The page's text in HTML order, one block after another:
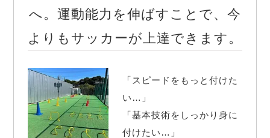
へ。運動能力を伸ばすことで、今
よりもサッカーが上達できます。
「スピードをもっと付けた
い…」
「基本技術をしっかり身に
付けたい…」